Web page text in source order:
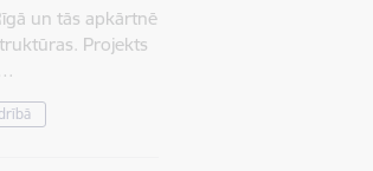
un tās apkārtnē
Projekts